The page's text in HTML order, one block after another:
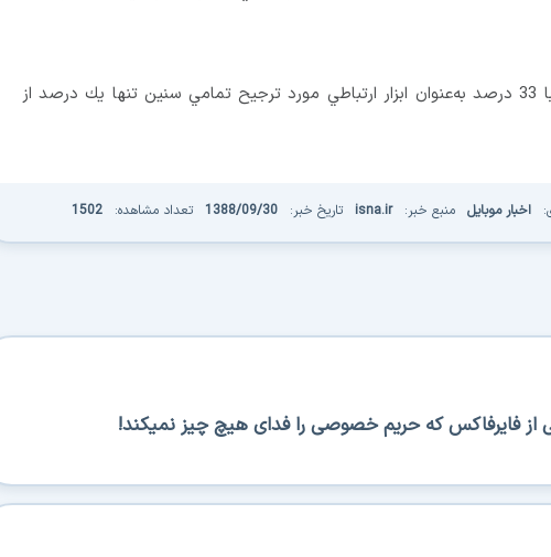
مي‌كنند. با اين همه، پيام‌هاي ايميل با 33 درصد به‌عنوان ابزار ارتباطي مورد ترجيح تمامي سنين تنها يك درصد از
اخبار موبایل منبع خبر: isna.ir تاریخ خبر: 1388/09/30 تعداد مشاهده: 1502
از فایرفاکس که حریم خصوصی را فدای هیچ چیز نمیکند!